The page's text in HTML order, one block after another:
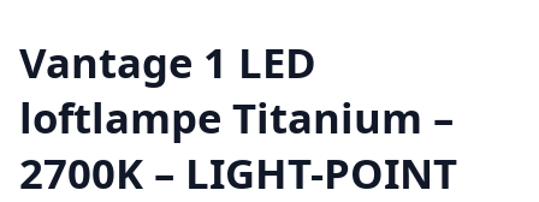
Vantage 1 LED
loftlampe Titanium –
2700K – LIGHT-POINT